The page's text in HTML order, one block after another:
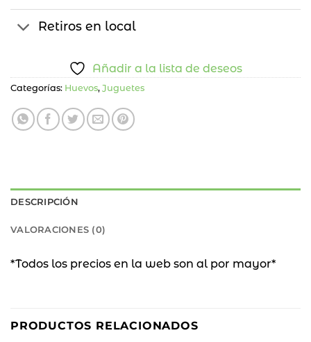
Retiros en local
Añadir a la lista de deseos
Categorías: Huevos, Juguetes
DESCRIPCIÓN
VALORACIONES (0)
*Todos los precios en la web son al por mayor*
PRODUCTOS RELACIONADOS
OFF